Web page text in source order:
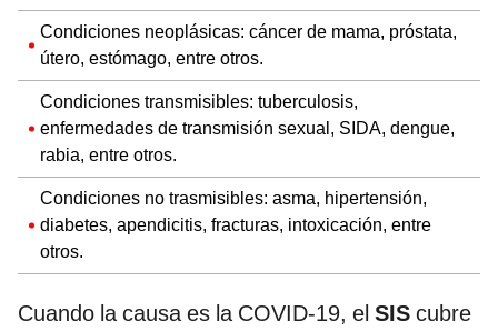
Condiciones neoplásicas: cáncer de mama, próstata,
útero, estómago, entre otros.
Condiciones transmisibles: tuberculosis,
enfermedades de transmisión sexual, SIDA, dengue,
rabia, entre otros.
Condiciones no trasmisibles: asma, hipertensión,
diabetes, apendicitis, fracturas, intoxicación, entre
otros.
Cuando la causa es la COVID-19, el SIS cubre